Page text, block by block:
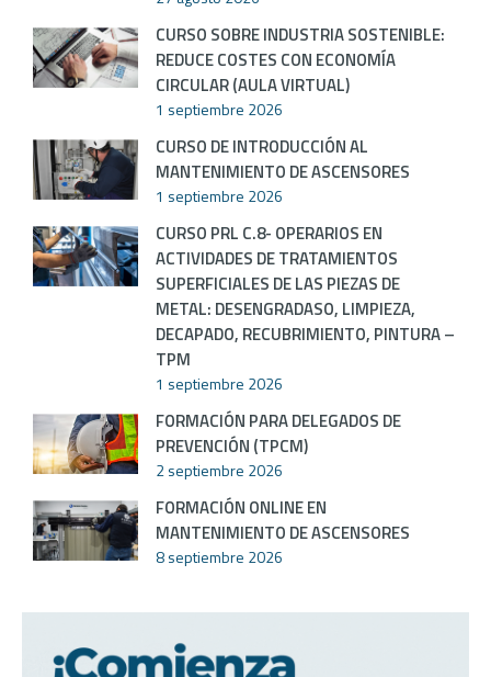
CURSO SOBRE INDUSTRIA SOSTENIBLE:
REDUCE COSTES CON ECONOMÍA
CIRCULAR (AULA VIRTUAL)
1 septiembre 2026
CURSO DE INTRODUCCIÓN AL
MANTENIMIENTO DE ASCENSORES
1 septiembre 2026
CURSO PRL C.8- OPERARIOS EN
ACTIVIDADES DE TRATAMIENTOS
SUPERFICIALES DE LAS PIEZAS DE
METAL: DESENGRADASO, LIMPIEZA,
DECAPADO, RECUBRIMIENTO, PINTURA –
TPM
1 septiembre 2026
FORMACIÓN PARA DELEGADOS DE
PREVENCIÓN (TPCM)
2 septiembre 2026
FORMACIÓN ONLINE EN
MANTENIMIENTO DE ASCENSORES
8 septiembre 2026